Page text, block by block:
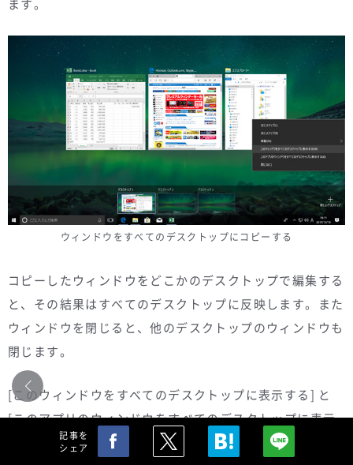
ます。
ウィンドウをすべてのデスクトップにコピーする
コピーしたウィンドウをどこかのデスクトップで編集する
と、その結果はすべてのデスクトップに反映します。また
ウィンドウを閉じると、他のデスクトップのウィンドウも
閉じます。
[このウィンドウをすべてのデスクトップに表示する] と
[このアプリのウィンドウをすべてのデスクトップに表示
する] の違いは次のとおりです。どちらもウィンドウをコ
記事を
シェア